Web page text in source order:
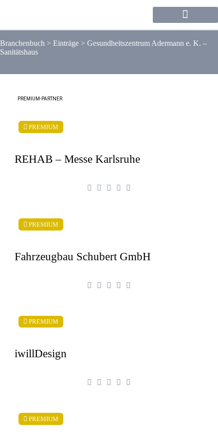
Branchenbuch > Einträge > Gesundheitszentrum Adermann e. K. –
Sanitätshaus
PREMIUM-PARTNER
PREMIUM
REHAB – Messe Karlsruhe
PREMIUM
Fahrzeugbau Schubert GmbH
PREMIUM
iwillDesign
PREMIUM